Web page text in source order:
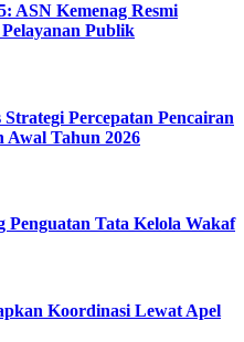
ASN Kemenag Resmi
Publik
Percepatan Pencairan
Tahun 2026
Tata Kelola Wakaf
Koordinasi Lewat Apel